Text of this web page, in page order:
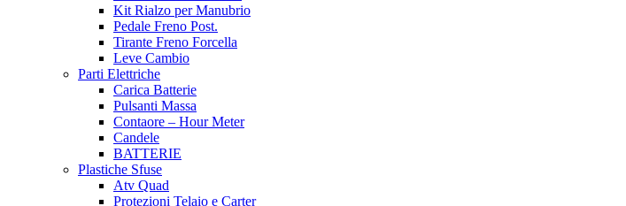
Kit Rialzo per Manubrio
Pedale Freno Post.
Tirante Freno Forcella
Leve Cambio
Parti Elettriche
Carica Batterie
Pulsanti Massa
Contaore – Hour Meter
Candele
BATTERIE
Plastiche Sfuse
Atv Quad
Protezioni Telaio e Carter